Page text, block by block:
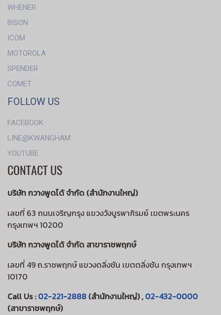
WHENER
BISON
ICOM
MOTOROLA
SPENDER
COMET
FOLLOW US
FACEBOOK
LINE@KWANGHAM
YOUTUBE
CONTACT US
บริษัท กวางพูดได้ จำกัด (สำนักงานใหญ่)
เลขที่ 63 ถนนเจริญกรุง แขวงวังบูรพาภิรมย์ เขตพระนคร
กรุงเทพฯ 10200
บริษัท กวางพูดได้ จำกัด สาขาราชพฤกษ์
เลขที่ 49 ถ.ราชพฤกษ์ แขวงตลิ่งชัน เขตตลิ่งชัน กรุงเทพฯ
10170
Call Us :02-221-2888 (สำนักงานใหญ่) ,02-432-0000
(สาขาราชพฤกษ์)